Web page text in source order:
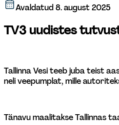
Avaldatud8. august 2025
TV3 uudistes
Tallinna Vesi teeb juba teist
neli veepumplat, mille
Tänavu maalitakse Tallinnas